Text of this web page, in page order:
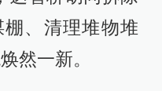
、清理堆物堆
然一新。